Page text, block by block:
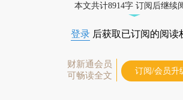
本文共计8914字 订阅后继续
登录 后获取已订阅的阅读
财新通会员
可畅读全文
订阅/会员升